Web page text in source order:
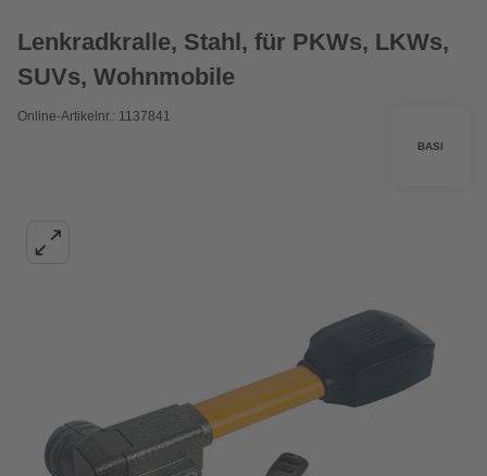
Lenkradkralle, Stahl, für PKWs, LKWs,
SUVs, Wohnmobile
Online-Artikelnr.: 1137841
BASI